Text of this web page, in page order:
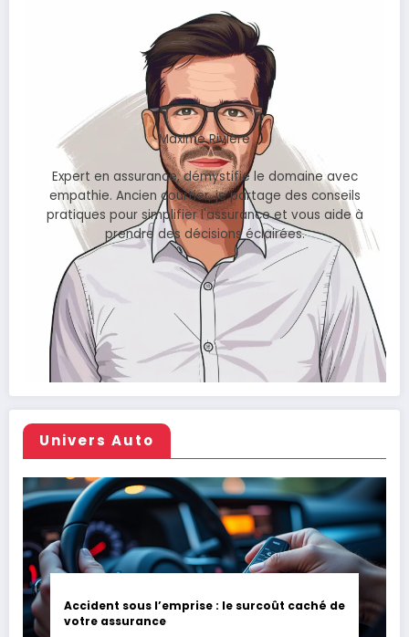
Maxime Rivière
Expert en assurance, démystifie le domaine avec
empathie. Ancien courtier, je partage des conseils
pratiques pour simplifier l'assurance et vous aide à
prendre des décisions éclairées.
Univers Auto
Accident sous l’emprise : le surcoût caché de
votre assurance